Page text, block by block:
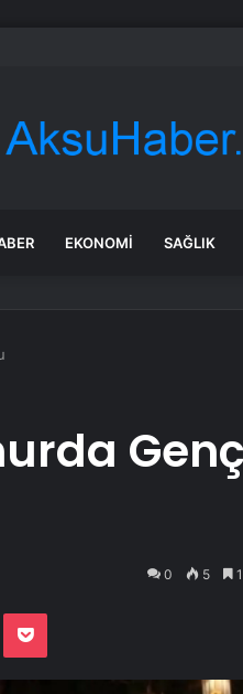
EKONOMI SAĞLIK
0 5
Pocket